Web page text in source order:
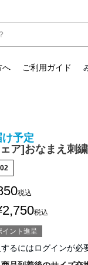
へ ご利用ガイド
予定
ア]おなまえ刺
税込
2,750税込
イント進呈
るにはログインが必